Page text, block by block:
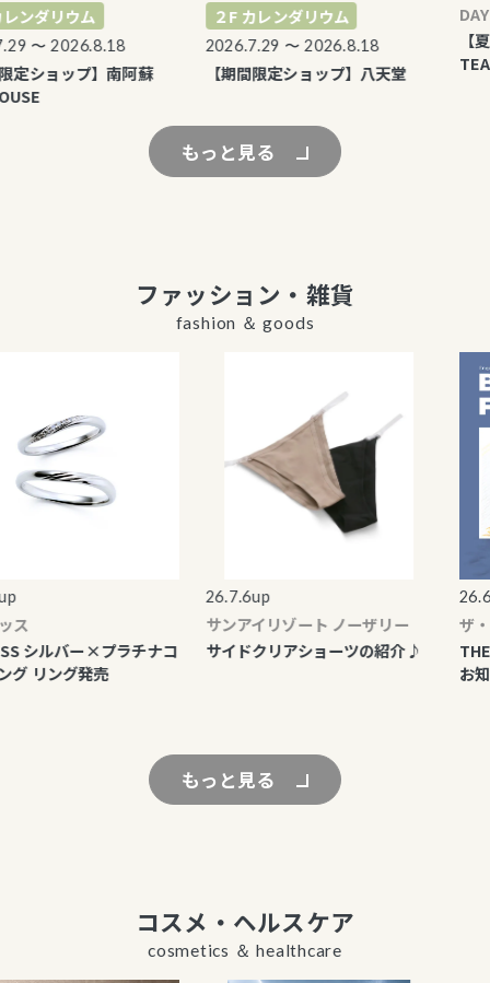
ダリウム
〜 2026.8.18
ショップ】南阿蘇
２F カレンダリウム
2026.7.29 〜 2026.8.18
【期間限定ショップ】八天堂
【夏
TEA
もっと見る
ファッション・雑貨
fashion ＆ goods
シルバー×プラチナコ
リング発売
26.7.6up
サンアイリゾート ノーザリー
サイドクリアショーツの紹介♪
ザ・
THE
お知
もっと見る
コスメ・ヘルスケア
cosmetics ＆ healthcare